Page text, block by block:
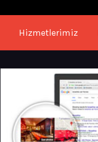
Hizmetlerimiz